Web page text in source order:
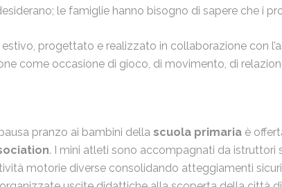
le famiglie hanno bisogno di sapere che i
progettato e realizzato in collaborazione con
come occasione di gioco, di movimento, di
pranzo ai bambini della scuola primaria è
. I mini atleti sono accompagnati da istruttori
motorie diverse consolidando atteggiamenti